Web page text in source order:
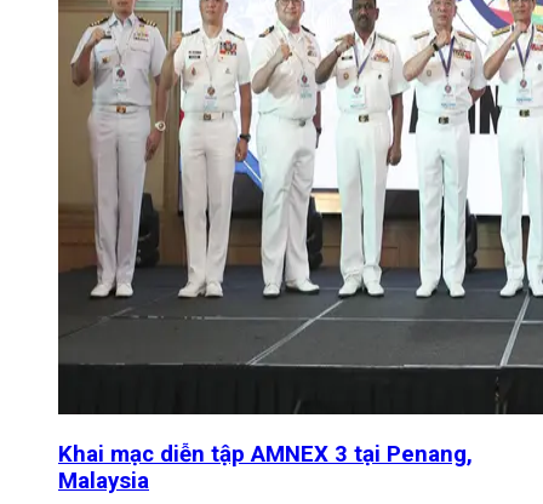
Khai mạc diễn tập AMNEX 3 tại Penang,
Malaysia